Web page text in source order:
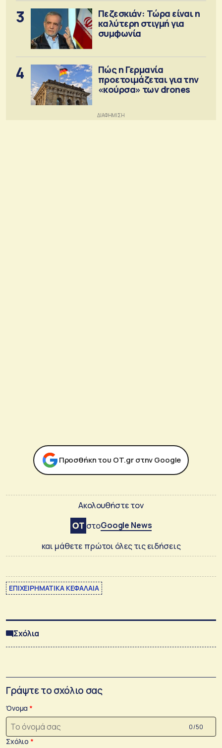
3
Πεζεσκιάν: Τώρα είναι η
καλύτερη στιγμή για
συμφωνία
4
Πώς η Γερμανία
προετοιμάζεται για την
«κούρσα» των drones
Προσθήκη του ΟΤ.gr στην Google
Ακολουθήστε τον
στοGoogle News
και μάθετε πρώτοι όλες τις ειδήσεις
ΕΠΙΧΕΙΡΗΜΑΤΙΚΑ ΚΕΦΑΛΑΙΑ
Σχόλια
Γράψτε το σχόλιο σας
Όνομα
0 /50
Σχόλιο